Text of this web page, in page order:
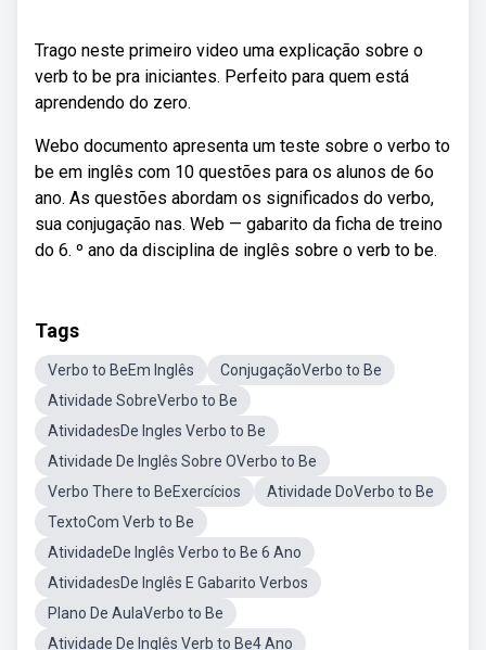
Trago neste primeiro video uma explicação sobre o
verb to be pra iniciantes. Perfeito para quem está
aprendendo do zero.
Webo documento apresenta um teste sobre o verbo to
be em inglês com 10 questões para os alunos de 6o
ano. As questões abordam os significados do verbo,
sua conjugação nas. Web — gabarito da ficha de treino
do 6. º ano da disciplina de inglês sobre o verb to be.
Tags
Verbo to BeEm Inglês
ConjugaçãoVerbo to Be
Atividade SobreVerbo to Be
AtividadesDe Ingles Verbo to Be
Atividade De Inglês Sobre OVerbo to Be
Verbo There to BeExercícios
Atividade DoVerbo to Be
TextoCom Verb to Be
AtividadeDe Inglês Verbo to Be 6 Ano
AtividadesDe Inglês E Gabarito Verbos
Plano De AulaVerbo to Be
Atividade De Inglês Verb to Be4 Ano